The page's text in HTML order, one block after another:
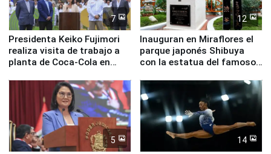
7
Presidenta Keiko Fujimori
realiza visita de trabajo a
planta de Coca-Cola en
12
Inauguran en Miraflores el
parque japonés Shibuya
con la estatua del famoso
5 14